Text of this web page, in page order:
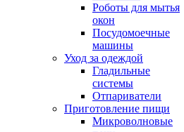
Роботы для мытья
окон
Посудомоечные
машины
Уход за одеждой
Гладильные
системы
Отпариватели
Приготовление пищи
Микроволновые